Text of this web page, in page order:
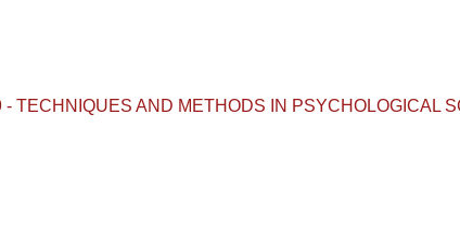
TECHNIQUES AND METHODS IN PSYCHOLOGICAL